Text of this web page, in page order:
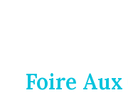
Foire Aux